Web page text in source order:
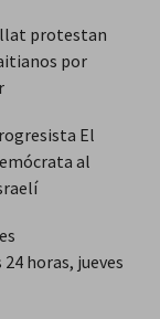
protestan
por
El
al
horas, jueves